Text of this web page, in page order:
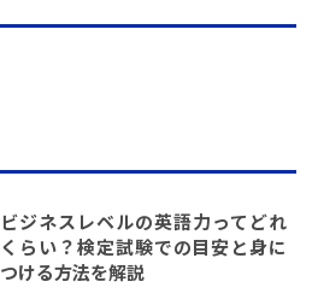
ビジネスレベルの英語力ってどれ
くらい？検定試験での目安と身に
つける方法を解説